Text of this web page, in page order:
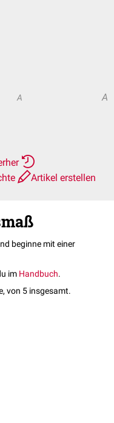
A A
Artikel erstellen
beginne mit einer
im Handbuch.
von 5 insgesamt.